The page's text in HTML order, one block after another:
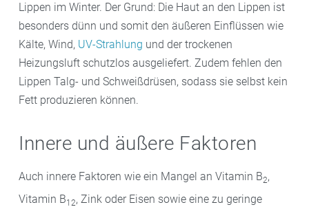
Lippen im Winter. Der Grund: Die Haut an den Lippen ist
besonders dünn und somit den äußeren Einflüssen wie
Kälte, Wind, UV-Strahlung und der trockenen
Heizungsluft schutzlos ausgeliefert. Zudem fehlen den
Lippen Talg- und Schweißdrüsen, sodass sie selbst kein
Fett produzieren können.
Innere und äußere Faktoren
Auch innere Faktoren wie ein Mangel an Vitamin B2,
Vitamin B12, Zink oder Eisen sowie eine zu geringe